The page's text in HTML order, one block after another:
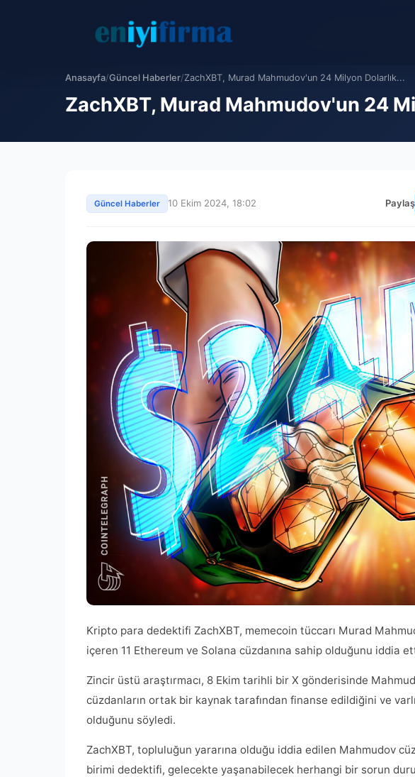
Anasayfa/Güncel Haberler/ZachXBT, Murad Mahmudov'un 24 Milyon Dolarlık...
ZachXBT, Murad Mahmudov'un 24
Güncel Haberler 10 Ekim 2024, 18:02 Paylaş
Kripto para dedektifi ZachXBT, memecoin tüccarı Murad
içeren 11 Ethereum ve Solana cüzdanına sahip olduğunu iddia
Zincir üstü araştırmacı, 8 Ekim tarihli bir X gönderisinde
cüzdanların ortak bir kaynak tarafından finanse edildiğini ve
olduğunu söyledi.
ZachXBT, topluluğun yararına olduğu iddia edilen Mahmudov
birimi dedektifi, gelecekte yaşanabilecek herhangi bir sorun